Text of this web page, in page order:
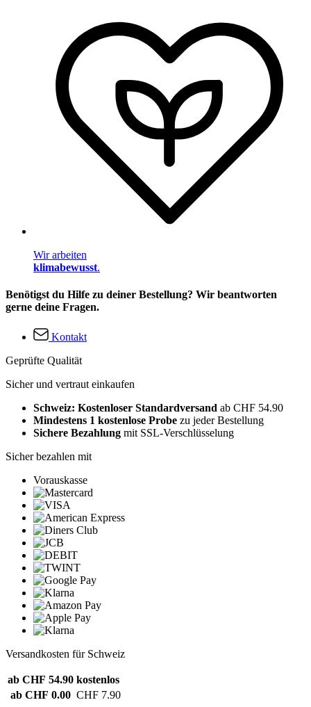
Wir arbeiten
klimabewusst.
Benötigst du Hilfe zu deiner Bestellung? Wir beantworten
gerne deine Fragen.
Kontakt
Geprüfte Qualität
Sicher und vertraut einkaufen
Schweiz: Kostenloser Standardversand ab CHF 54.90
Mindestens 1 kostenlose Probe zu jeder Bestellung
Sichere Bezahlung mit SSL-Verschlüsselung
Sicher bezahlen mit
Vorauskasse
Versandkosten für Schweiz
ab CHF 54.90 kostenlos
ab CHF 0.00 CHF 7.90